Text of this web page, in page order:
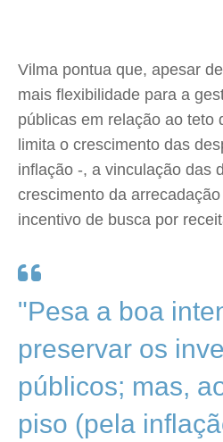
Vilma pontua que, apesar
mais flexibilidade para a
públicas em relação ao teto
limita o crescimento das
inflação -, a vinculação das
crescimento da
incentivo de busca por
"Pesa a boa
preservar os
públicos; mas,
piso (pela